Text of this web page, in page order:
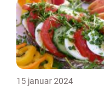
15 januar 2024